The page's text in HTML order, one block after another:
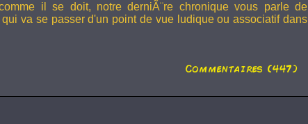
il se doit, notre derniÃ¨re chronique vous parle de
va se passer d'un point de vue ludique ou associatif dans
Commentaires (447)